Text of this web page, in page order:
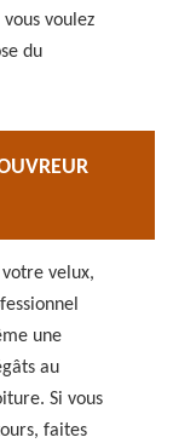
voulez
du
velux,
une
au
Si vous
faites